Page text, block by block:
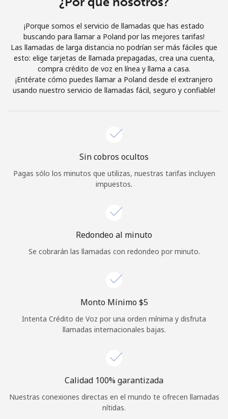
o
Continuar con
¡Porque somos el servicio de llamadas que has estado
buscando para llamar a Poland por las mejores tarifas!
Las llamadas de larga distancia no podrían ser más fáciles que
esto: elige tarjetas de llamada prepagadas, crea una cuenta,
compra crédito de voz en línea y llama a casa.
¡Entérate cómo puedes llamar a Poland desde el extranjero
usando nuestro servicio de llamadas fácil, seguro y confiable!
Sin cobros ocultos
Pagas sólo los minutos que utilizas, nuestras tarifas incluyen
impuestos.
Redondeo al minuto
Se cobrarán las llamadas con redondeo por minuto.
Monto Mínimo ⁦$5⁩
Intenta Crédito de Voz por una orden mínima y disfruta
llamadas internacionales bajas.
Calidad 100% garantizada
Nuestras conexiones directas en el mundo te ofrecen llamadas
nítidas.